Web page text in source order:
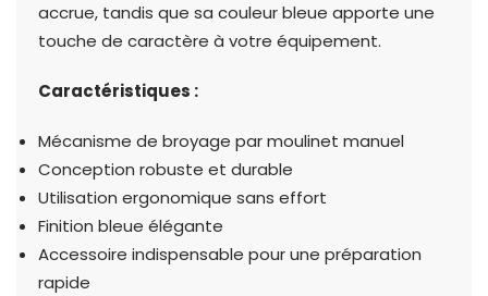
accrue, tandis que sa couleur bleue apporte une
touche de caractère à votre équipement.
Caractéristiques :
Mécanisme de broyage par moulinet manuel
Conception robuste et durable
Utilisation ergonomique sans effort
Finition bleue élégante
Accessoire indispensable pour une préparation
rapide